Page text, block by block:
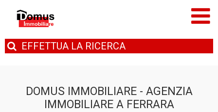
EFFETTUA LA RICERCA
DOMUS IMMOBILIARE - AGENZIA
IMMOBILIARE A FERRARA